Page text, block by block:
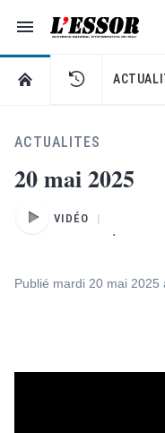
Navigation
L'Essor -
RETOUR À LA PAGE
ACTUALITES
20 mai 2025
VIDÉO
.
Publié mardi 20 mai 2025